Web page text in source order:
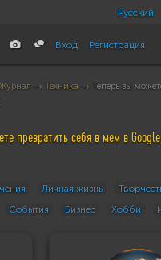
Русский
Вход Регистрация
Журнал → Техника → Теперь вы
превратить себя в мем в
Личная жизнь
События Бизнес Хобби